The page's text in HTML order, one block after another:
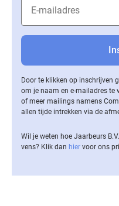
Door te klikken op inschrijven
om je naam en e-mailadres te
of meer mailings namens
allen tijde intrekken via de
Wil je weten hoe Jaarbeurs
vens? Klik dan hier voor ons